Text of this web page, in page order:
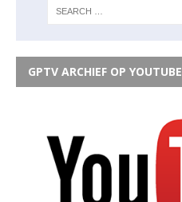
GPTV ARCHIEF OP YOUTUBE